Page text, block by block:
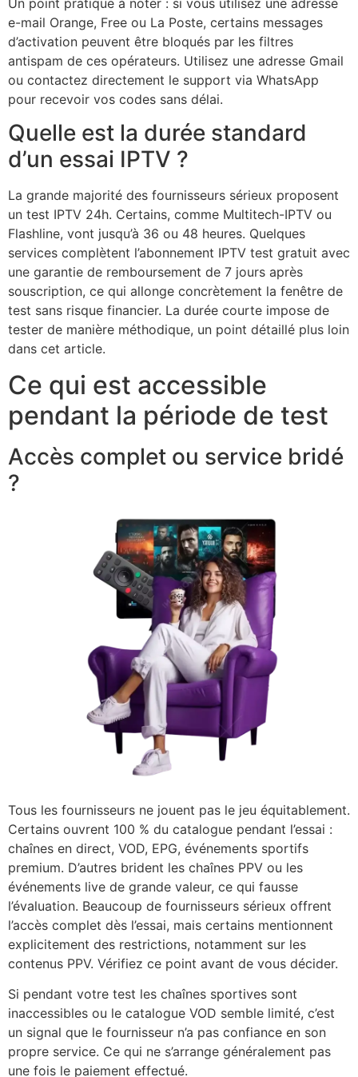
e-mail Orange, Free ou La Poste, certains messages
d’activation peuvent être bloqués par les filtres
antispam de ces opérateurs. Utilisez une adresse Gmail
ou contactez directement le support via WhatsApp
pour recevoir vos codes sans délai.
Quelle est la durée standard
d’un essai IPTV ?
La grande majorité des fournisseurs sérieux proposent
un test IPTV 24h. Certains, comme Multitech-IPTV ou
Flashline, vont jusqu’à 36 ou 48 heures. Quelques
services complètent l’abonnement IPTV test gratuit avec
une garantie de remboursement de 7 jours après
souscription, ce qui allonge concrètement la fenêtre de
test sans risque financier. La durée courte impose de
tester de manière méthodique, un point détaillé plus loin
dans cet article.
Ce qui est accessible
pendant la période de test
Accès complet ou service bridé
?
Tous les fournisseurs ne jouent pas le jeu équitablement.
Certains ouvrent 100 % du catalogue pendant l’essai :
chaînes en direct, VOD, EPG, événements sportifs
premium. D’autres brident les chaînes PPV ou les
événements live de grande valeur, ce qui fausse
l’évaluation. Beaucoup de fournisseurs sérieux offrent
l’accès complet dès l’essai, mais certains mentionnent
explicitement des restrictions, notamment sur les
contenus PPV. Vérifiez ce point avant de vous décider.
Si pendant votre test les chaînes sportives sont
inaccessibles ou le catalogue VOD semble limité, c’est
un signal que le fournisseur n’a pas confiance en son
propre service. Ce qui ne s’arrange généralement pas
une fois le paiement effectué.